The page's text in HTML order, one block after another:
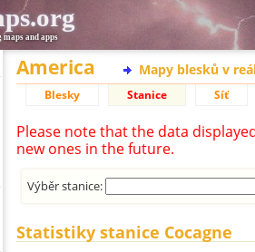
and apps
America Mapy blesků v
Blesky Stanice Síť
Please note that the data
new ones in the future.
Výběr stanice:
Statistiky stanice Cocagne